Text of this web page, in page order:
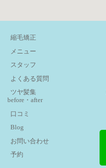
縮毛矯正
メニュー
スタッフ
よくある質問
ツヤ髪集
before・after
口コミ
Blog
お問い合わせ
予約